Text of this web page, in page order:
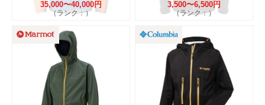
35,000〜40,000円
（ランク：）
3,500〜6,500円
（ランク：）